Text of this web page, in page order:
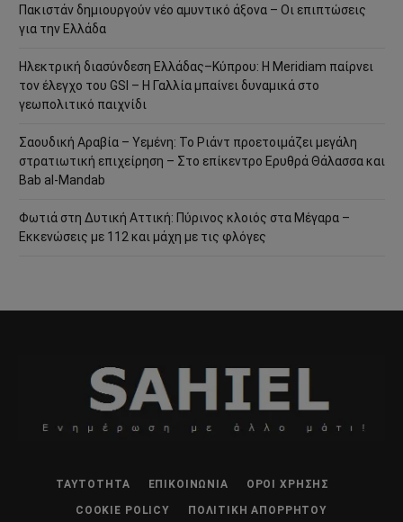
Πακιστάν δημιουργούν νέο αμυντικό άξονα – Οι επιπτώσεις
για την Ελλάδα
Ηλεκτρική διασύνδεση Ελλάδας–Κύπρου: Η Meridiam παίρνει
τον έλεγχο του GSI – Η Γαλλία μπαίνει δυναμικά στο
γεωπολιτικό παιχνίδι
Σαουδική Αραβία – Υεμένη: Το Ριάντ προετοιμάζει μεγάλη
στρατιωτική επιχείρηση – Στο επίκεντρο Ερυθρά Θάλασσα και
Bab al-Mandab
Φωτιά στη Δυτική Αττική: Πύρινος κλοιός στα Μέγαρα –
Εκκενώσεις με 112 και μάχη με τις φλόγες
ΤΑΥΤΌΤΗΤΑ ΕΠΙΚΟΙΝΩΝΊΑ ΌΡΟΙ ΧΡΉΣΗΣ
COOKIE POLICY ΠΟΛΙΤΙΚΉ ΑΠΟΡΡΉΤΟΥ